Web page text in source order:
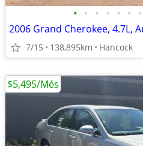
• • • • • • •
7/15 138,895km Hancock
$5,495/Més